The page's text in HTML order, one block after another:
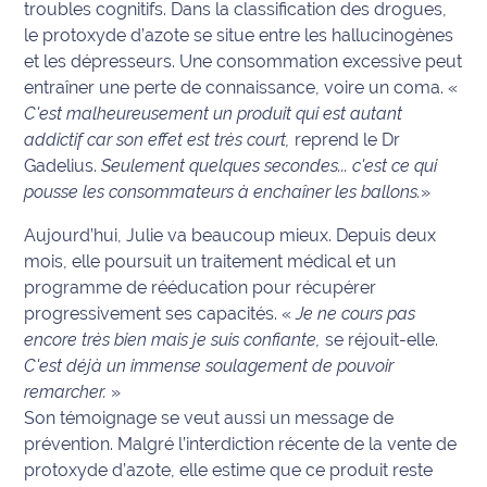
Ecouter
et voir
Maritima
Qui
sommes
nous ?
Devenir
annonceur
Recrutement
Mention
légales
Conditions
d'utilisation du
troubles cognitifs. Dans la classification des drogues,
le protoxyde d’azote se situe entre les hallucinogènes
et les dépresseurs. Une consommation excessive peut
entraîner une perte de connaissance, voire un coma. «
C'est malheureusement un produit qui est autant
addictif car son effet est très court, reprend le Dr
Gadelius. Seulement quelques secondes... c'est ce qui
pousse les consommateurs à enchaîner les ballons.»
Aujourd’hui, Julie va beaucoup mieux. Depuis deux
mois, elle poursuit un traitement médical et un
programme de rééducation pour récupérer
progressivement ses capacités. «Je ne cours pas
encore très bien mais je suis confiante,se réjouit-elle.
C'est déjà un immense soulagement de pouvoir
remarcher. »
Son témoignage se veut aussi un message de
prévention. Malgré l’interdiction récente de la vente de
protoxyde d’azote, elle estime que ce produit reste